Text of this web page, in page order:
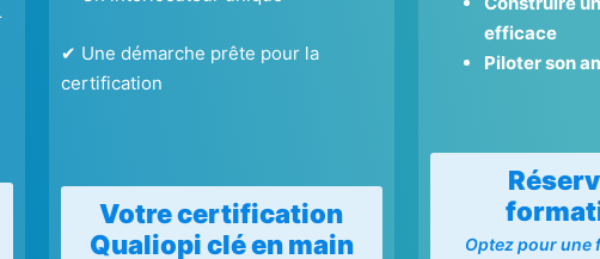
✔ Une démarche prête pour la
certification
Votre certification
Qualiopi clé en main
efficace
Piloter son
Optez pour